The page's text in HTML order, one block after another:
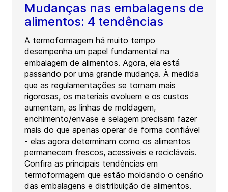
Mudanças nas embalagens de
alimentos: 4 tendências
A termoformagem há muito tempo
desempenha um papel fundamental na
embalagem de alimentos. Agora, ela está
passando por uma grande mudança. À medida
que as regulamentações se tornam mais
rigorosas, os materiais evoluem e os custos
aumentam, as linhas de moldagem,
enchimento/envase e selagem precisam fazer
mais do que apenas operar de forma confiável
- elas agora determinam como os alimentos
permanecem frescos, acessíveis e recicláveis.
Confira as principais tendências em
termoformagem que estão moldando o cenário
das embalagens e distribuição de alimentos.